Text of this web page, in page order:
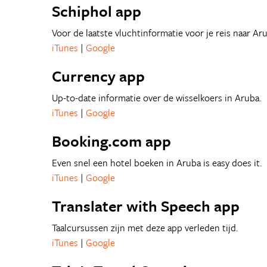
Schiphol app
Voor de laatste vluchtinformatie voor je reis naar
iTunes | Google
Currency app
Up-to-date informatie over de wisselkoers in Aruba.
iTunes | Google
Booking.com app
Even snel een hotel boeken in Aruba is easy does it.
iTunes | Google
Translater with Speech app
Taalcursussen zijn met deze app verleden tijd.
iTunes | Google